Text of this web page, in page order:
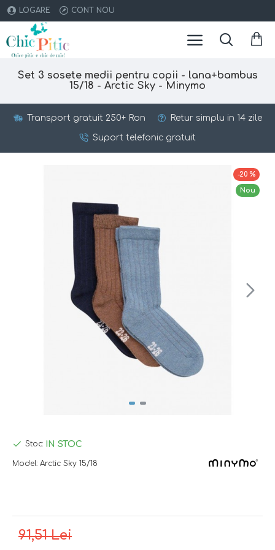
LOGARE CONT NOU
Set 3 sosete medii pentru copii - lana+bambus
15/18 - Arctic Sky - Minymo
Transport gratuit 250+ Ron Retur simplu in 14 zile
Suport telefonic gratuit
Nou
-20 %
91,51 Lei
Stoc: IN STOC
Model: Arctic Sky 15/18